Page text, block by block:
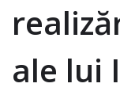
ale lui